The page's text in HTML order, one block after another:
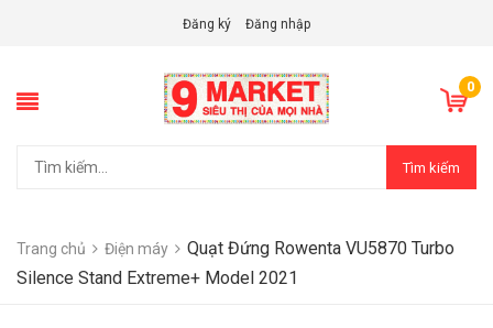
Đăng ký Đăng nhập
0
Tìm kiếm
Trang chủ Điện máy
Quạt Đứng Rowenta VU5870 Turbo
Silence Stand Extreme+ Model 2021